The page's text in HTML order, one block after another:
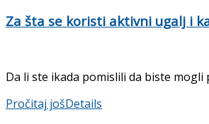
Za šta se koristi aktivni ugalj i
Da li ste ikada pomislili da biste mogli
Pročitaj jošDetails